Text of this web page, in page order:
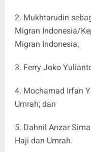
2.⁠ ⁠Mukhtarudin
Migran Indonesia/
Migran Indonesia;
3.⁠ ⁠Ferry Joko
4.⁠ ⁠Mochamad Irfan
Umrah; dan
5.⁠ ⁠Dahnil Anzar
Haji dan Umrah.